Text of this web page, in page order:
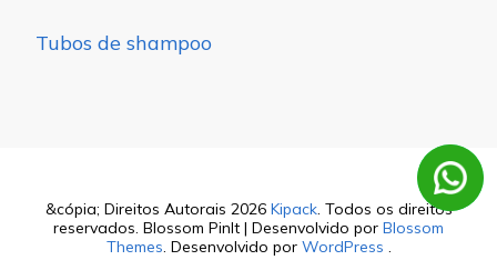
Tubos de shampoo
&cópia; Direitos Autorais 2026 Kipack. Todos os direitos
reservados. Blossom PinIt | Desenvolvido por Blossom
Themes. Desenvolvido por WordPress .